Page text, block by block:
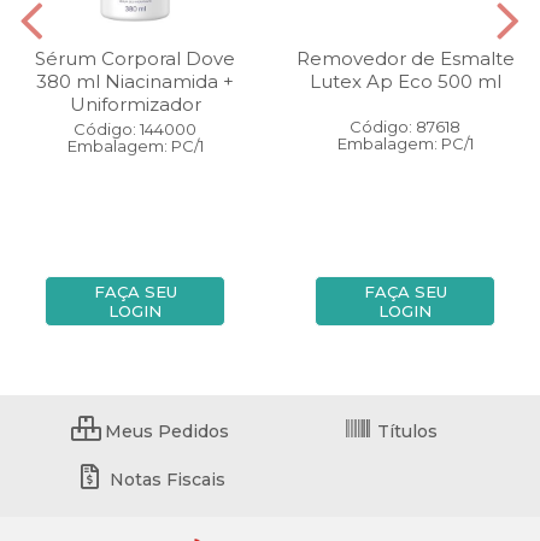
Sérum Corporal Dove
380 ml Niacinamida +
Uniformizador
Código: 144000
Embalagem: PC/1
FAÇA SEU
LOGIN
Removedor de Esmalte
Lutex Ap Eco 500 ml
Código: 87618
Embalagem: PC/1
FAÇA SEU
LOGIN
Meus Pedidos Títulos
Notas Fiscais